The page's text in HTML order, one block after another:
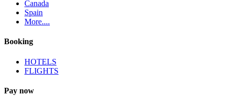
Canada
Spain
More....
Booking
HOTELS
FLIGHTS
Pay now